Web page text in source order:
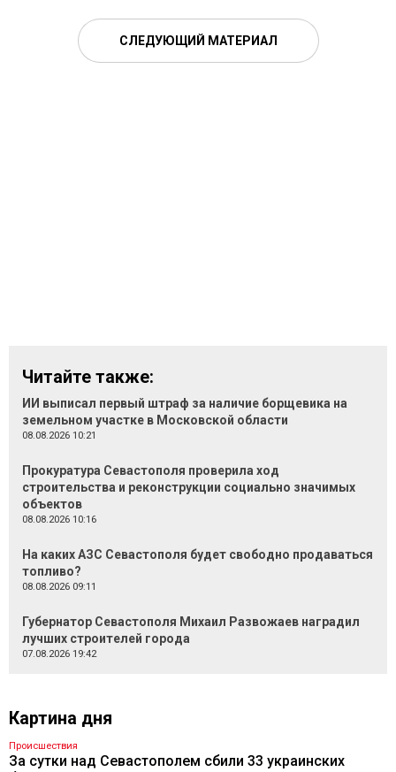
СЛЕДУЮЩИЙ МАТЕРИАЛ
Читайте также:
ИИ выписал первый штраф за наличие борщевика на
земельном участке в Московской области
08.08.2026 10:21
Прокуратура Севастополя проверила ход
строительства и реконструкции социально значимых
объектов
08.08.2026 10:16
На каких АЗС Севастополя будет свободно продаваться
топливо?
08.08.2026 09:11
Губернатор Севастополя Михаил Развожаев наградил
лучших строителей города
07.08.2026 19:42
Картина дня
Происшествия
За сутки над Севастополем сбили 33 украинских